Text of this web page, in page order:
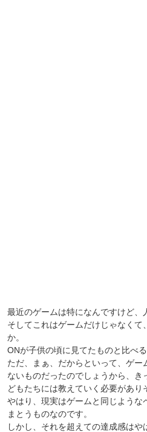
最近のゲームは特になんですけど、
そしてこれはゲームだけじゃなく
か。
ONが子供の頃に見てたものと比べ
ただ、まぁ、だからといって、ゲ
ないものだったのでしょうから、
どもたちには教えていく必要があり
やはり、現実はゲームと同じよう
まとうものなのです。
しかし、それを超えての達成感は